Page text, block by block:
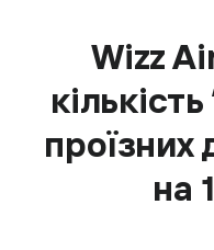
Wizz
проїзних
на